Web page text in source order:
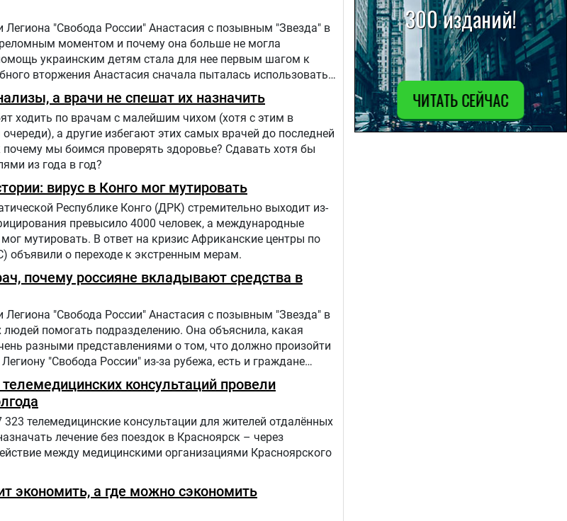
"Свобода России" Анастасия с позывным "Звезда" в
моментом и почему она больше не могла
украинским детям стала для нее первым шагом к
вторжения Анастасия сначала пыталась использовать
людям в России, что на самом деле происходит в
а врачи не спешат их назначить
ходить по врачам с малейшим чихом (хотя с этим в
а другие избегают этих самых врачей до последней
мы боимся проверять здоровье? Сдавать хотя бы
из года в год?
вирус в Конго мог мутировать
Республике Конго (ДРК) стремительно выходит из-
превысило 4000 человек, а международные
мутировать. В ответ на кризис Африканские центры по
объявили о переходе к экстренным мерам.
почему россияне вкладывают средства в
"Свобода России" Анастасия с позывным "Звезда" в
помогать подразделению. Она объяснила, какая
разными представлениями о том, что должно произойти
"Свобода России" из-за рубежа, есть и граждане
консультаций провели
телемедицинские консультации для жителей отдалённых
лечение без поездок в Красноярск – через
между медицинскими организациями Красноярского
экономить, а где можно сэкономить